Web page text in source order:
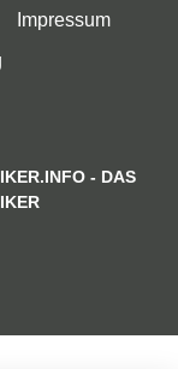
Impressum
- DAS